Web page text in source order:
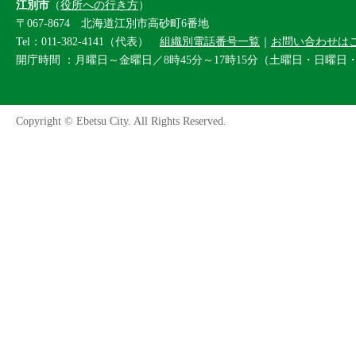
江別市 （役所への行き方）
〒067-8674 北海道江別市高砂町6番地
Tel：011-382-4141（代表） 組織別電話番号一覧 ｜ お問い合わせは
開庁時間 ：月曜日～金曜日／8時45分～17時15分（土曜日・日曜日
Copyright © Ebetsu City. All Rights Reserved.